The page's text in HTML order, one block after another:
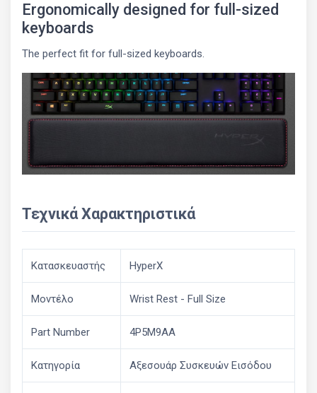
Ergonomically designed for full-sized
keyboards
The perfect fit for full-sized keyboards.
Τεχνικά Χαρακτηριστικά
Κατασκευαστής HyperX
Μοντέλο Wrist Rest - Full Size
Part Number 4P5M9AA
Κατηγορία Αξεσουάρ Συσκευών Εισόδου